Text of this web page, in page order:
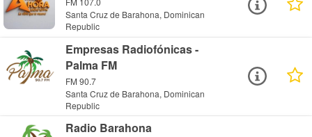
Santa Cruz de Barahona, Dominican
Republic
Empresas Radiofónicas -
Palma FM
FM 90.7
Santa Cruz de Barahona, Dominican
Republic
Radio Barahona